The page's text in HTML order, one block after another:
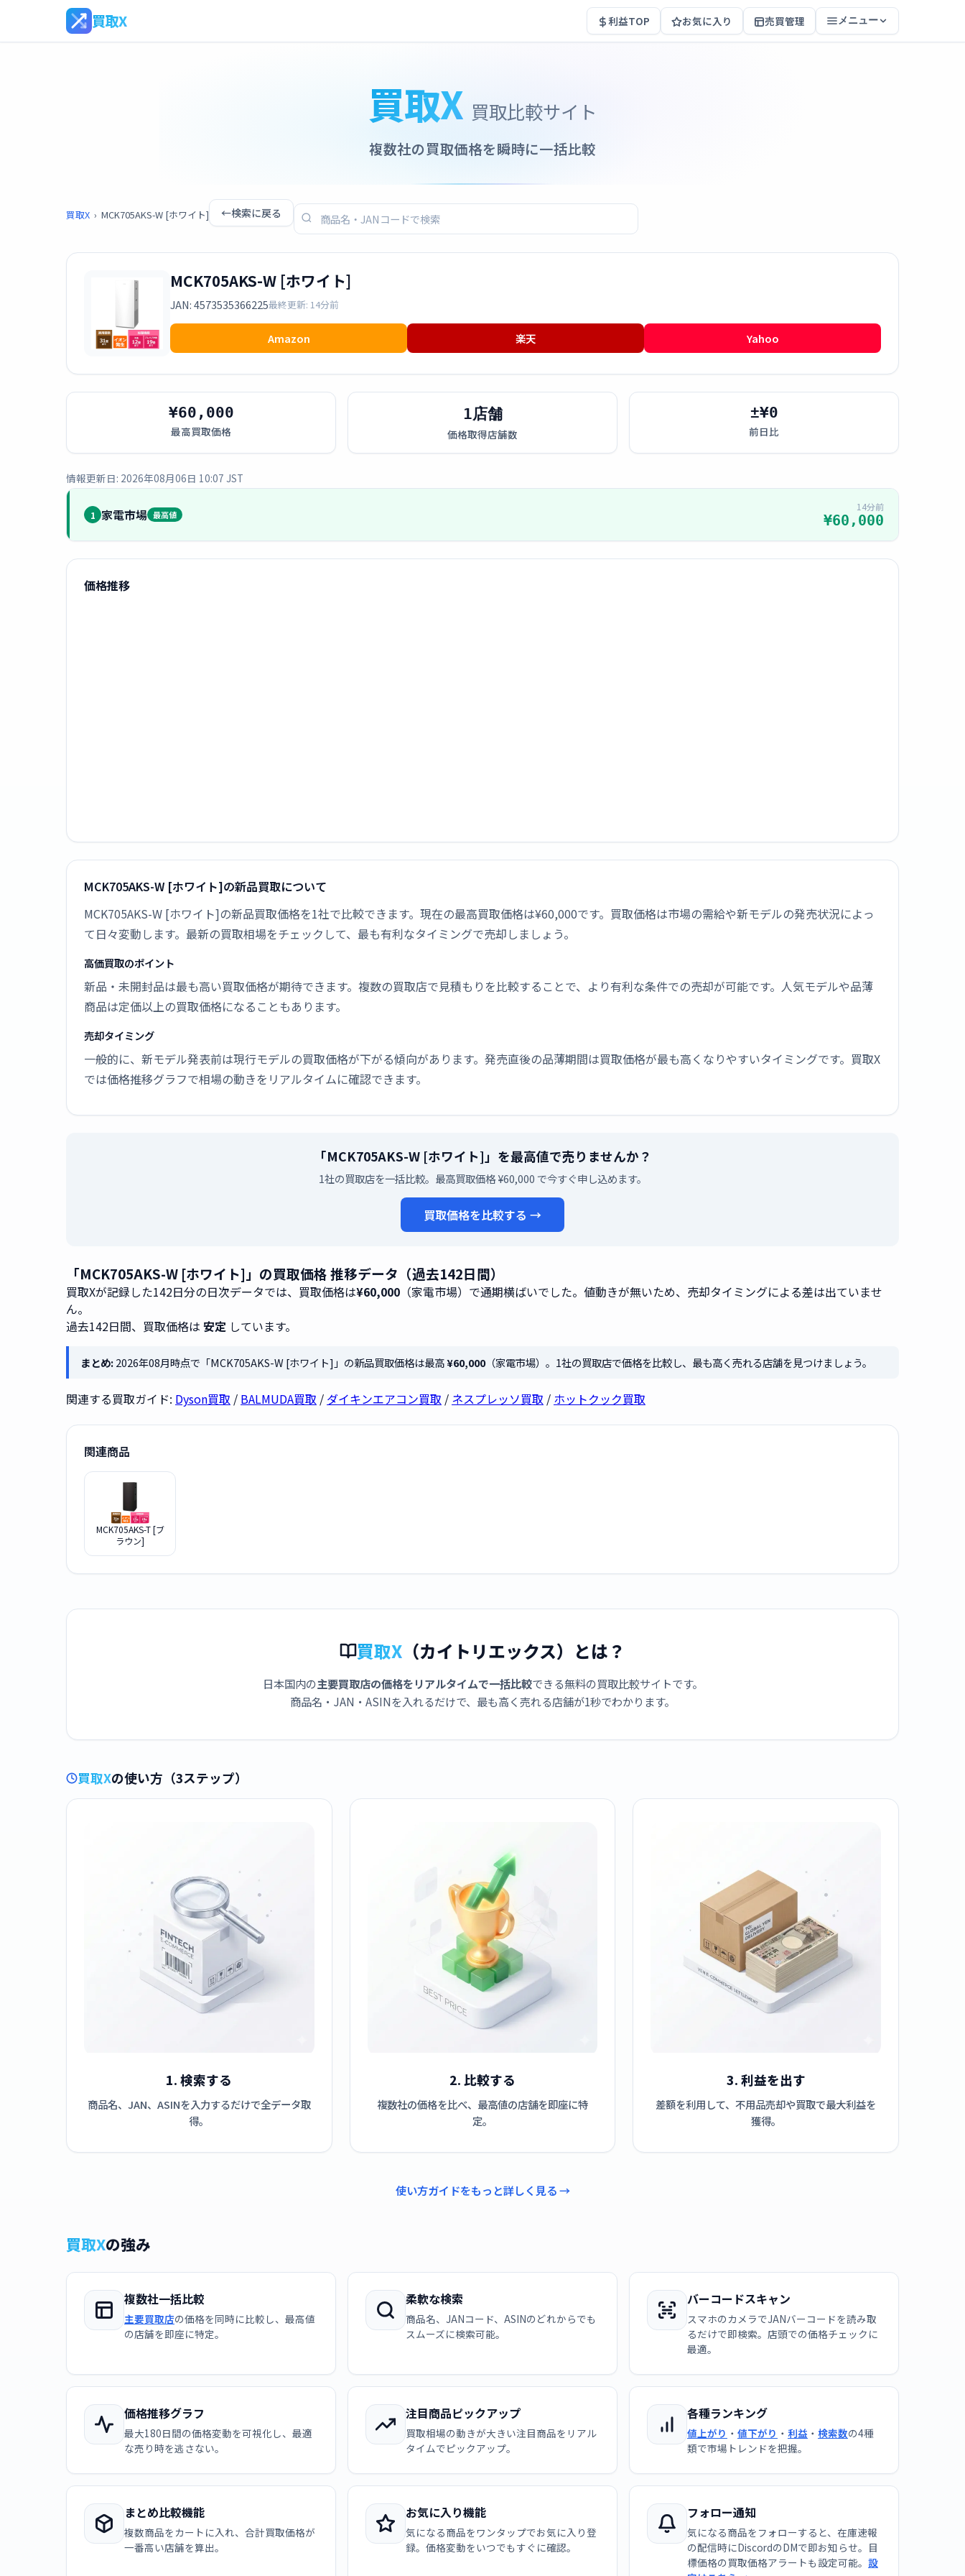
買取X 利益TOP お気に入り 売買管理 メニュー
買取X 買取比較サイト
複数社の買取価格を瞬時に一括比較
買取X › MCK705AKS-W [ホワイト] ←検索に戻る
MCK705AKS-W [ホワイト]
JAN: 4573535366225最終更新: 14分前
Amazon 楽天 Yahoo
¥60,000
最高買取価格
1店舗
価格取得店舗数
±¥0
前日比
情報更新日: 2026年08月06日 10:07 JST
1 家電市場 最高値
14分前
¥60,000
価格推移
MCK705AKS-W [ホワイト]の新品買取について
MCK705AKS-W [ホワイト]の新品買取価格を1社で比較できます。現在の最高買取価格は¥60,000です。買取価格は市場の需給や新モデルの発売状況によっ
て日々変動します。最新の買取相場をチェックして、最も有利なタイミングで売却しましょう。
高価買取のポイント
新品・未開封品は最も高い買取価格が期待できます。複数の買取店で見積もりを比較することで、より有利な条件での売却が可能です。人気モデルや品薄
商品は定価以上の買取価格になることもあります。
売却タイミング
一般的に、新モデル発表前は現行モデルの買取価格が下がる傾向があります。発売直後の品薄期間は買取価格が最も高くなりやすいタイミングです。買取X
では価格推移グラフで相場の動きをリアルタイムに確認できます。
「MCK705AKS-W [ホワイト]」を最高値で売りませんか？
1社の買取店を一括比較。最高買取価格 ¥60,000 で今すぐ申し込めます。
買取価格を比較する →
「MCK705AKS-W [ホワイト]」の買取価格 推移データ（過去142日間）
買取Xが記録した142日分の日次データでは、買取価格は¥60,000 （家電市場）で通期横ばいでした。値動きが無いため、売却タイミングによる差は出ていませ
ん。
過去142日間、買取価格は 安定 しています。
まとめ:2026年08月時点で「MCK705AKS-W [ホワイト]」の新品買取価格は最高¥60,000（家電市場）。1社の買取店で価格を比較し、最も高く売れる店舗を見つけましょう。
関連する買取ガイド: Dyson買取 / BALMUDA買取 / ダイキンエアコン買取 / ネスプレッソ買取 / ホットクック買取
関連商品
MCK705AKS-T [ブ
ラウン]
買取X （カイトリエックス）とは？
日本国内の主要買取店の価格をリアルタイムで一括比較できる無料の買取比較サイトです。
商品名・JAN・ASINを入れるだけで、最も高く売れる店舗が1秒でわかります。
買取Xの使い方（3ステップ）
1. 検索する
商品名、JAN、ASINを入力するだけで全データ取
得。
2. 比較する
複数社の価格を比べ、最高値の店舗を即座に特
定。
3. 利益を出す
差額を利用して、不用品売却や買取で最大利益を
獲得。
使い方ガイドをもっと詳しく見る →
買取Xの強み
複数社一括比較
主要買取店の価格を同時に比較し、最高値
の店舗を即座に特定。
柔軟な検索
商品名、JANコード、ASINのどれからでも
スムーズに検索可能。
バーコードスキャン
スマホのカメラでJANバーコードを読み取
るだけで即検索。店頭での価格チェックに
最適。
価格推移グラフ
最大180日間の価格変動を可視化し、最適
な売り時を逃さない。
注目商品ピックアップ
買取相場の動きが大きい注目商品をリアル
タイムでピックアップ。
各種ランキング
値上がり ・ 値下がり ・ 利益 ・ 検索数の4種
類で市場トレンドを把握。
まとめ比較機能
複数商品をカートに入れ、合計買取価格が
一番高い店舗を算出。
お気に入り機能
気になる商品をワンタップでお気に入り登
録。価格変動をいつでもすぐに確認。
フォロー通知
気になる商品をフォローすると、在庫速報
の配信時にDiscordのDMで即お知らせ。目
標価格の買取価格アラートも設定可能。 設